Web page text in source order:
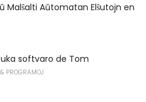
Malŝalti Aŭtomatan Elŝutojn en
softvaro de Tom
PROGRAMOJ